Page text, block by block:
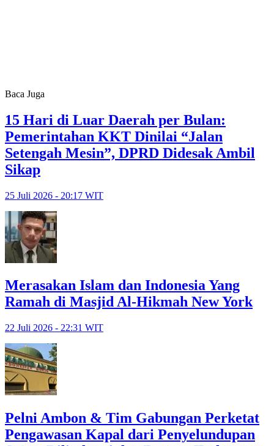
Baca Juga
15 Hari di Luar Daerah per Bulan:
Pemerintahan KKT Dinilai “Jalan
Setengah Mesin”, DPRD Didesak Ambil
Sikap
25 Juli 2026 - 20:17 WIT
Merasakan Islam dan Indonesia Yang
Ramah di Masjid Al-Hikmah New York
22 Juli 2026 - 22:31 WIT
Pelni Ambon & Tim Gabungan Perketat
Pengawasan Kapal dari Penyelundupan